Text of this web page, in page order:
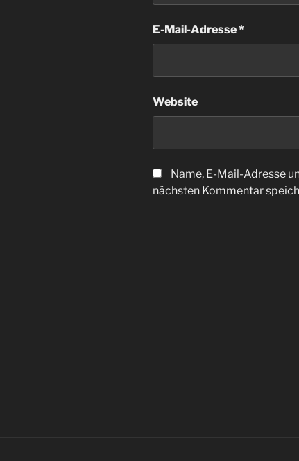
E-Mail-Adresse*
Website
Name, E-Mail-Adresse
nächsten Kommentar